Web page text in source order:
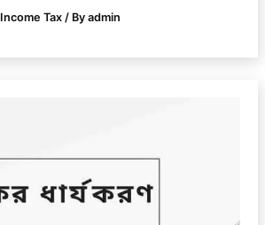
Income Tax/ By admin